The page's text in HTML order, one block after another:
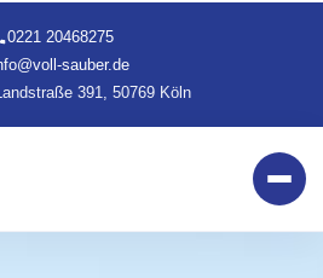
0221 20468275
sauber.de
391, 50769 Köln